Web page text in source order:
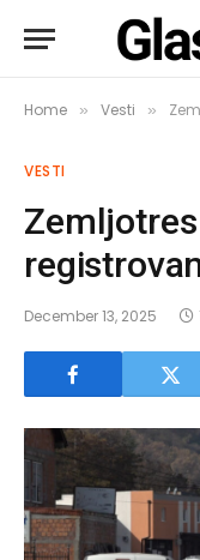
Home » Vesti »
VESTI
December 13, 2025